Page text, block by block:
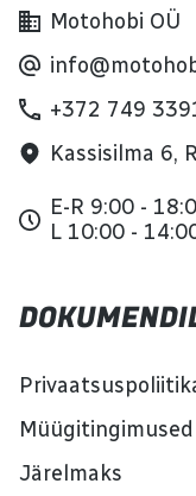
Motohobi OÜ
+372 749
Kassisilma 6,
E-R 9:00 -
L 10:00 -
Müügitingimused
Järelmaks